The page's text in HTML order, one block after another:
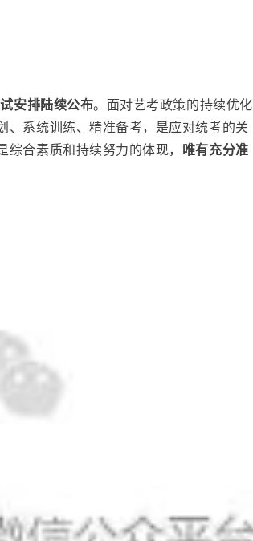
安排陆续公布。面对艺考政策的持续优化
、系统训练、精准备考，是应对统考的关
合素质和持续努力的体现， 唯有充分准